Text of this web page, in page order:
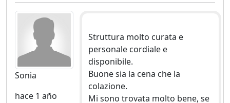
Sonia
hace 1 año
Struttura molto curata e
personale cordiale e
disponibile.
Buone sia la cena che la
colazione.
Mi sono trovata molto bene, se